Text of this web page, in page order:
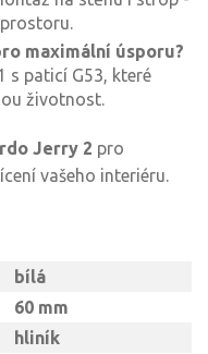
maximální úsporu?
s paticí G53, které
životnost.
Jerry 2 pro
vašeho interiéru.
bílá
60 mm
hliník